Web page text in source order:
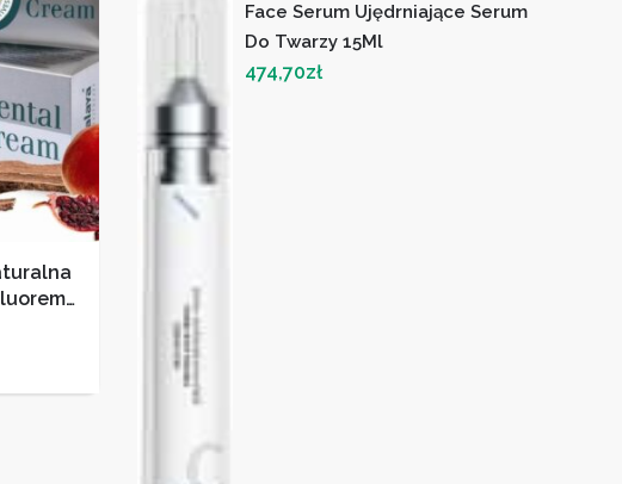
Face Serum Ujędrniające Serum
Do Twarzy 15Ml
474,70zł